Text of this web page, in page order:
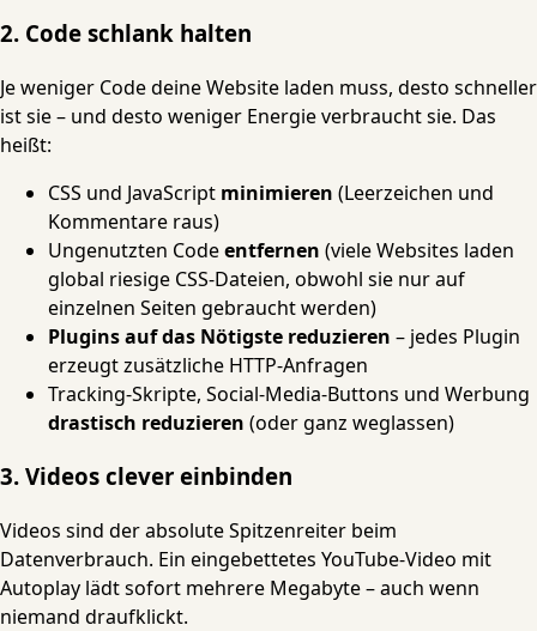
2. Code schlank halten
Je weniger Code deine Website laden muss, desto schneller
ist sie – und desto weniger Energie verbraucht sie. Das
heißt:
CSS und JavaScript minimieren (Leerzeichen und
Kommentare raus)
Ungenutzten Codeentfernen (viele Websites laden
global riesige CSS-Dateien, obwohl sie nur auf
einzelnen Seiten gebraucht werden)
Plugins auf das Nötigste reduzieren – jedes Plugin
erzeugt zusätzliche HTTP-Anfragen
Tracking-Skripte, Social-Media-Buttons und Werbung
drastisch reduzieren (oder ganz weglassen)
3. Videos clever einbinden
Videos sind der absolute Spitzenreiter beim
Datenverbrauch. Ein eingebettetes YouTube-Video mit
Autoplay lädt sofort mehrere Megabyte – auch wenn
niemand draufklickt.